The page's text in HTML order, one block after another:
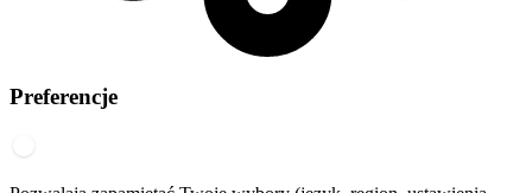
Preferencje